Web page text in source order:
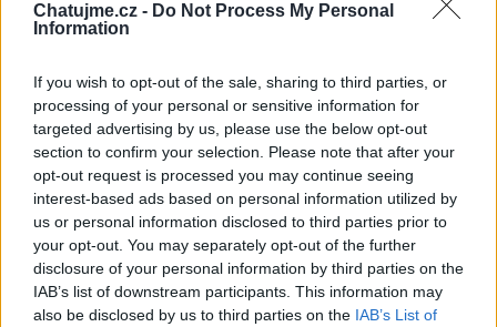
Chatujme.cz - Do Not Process My Personal
Information
If you wish to opt-out of the sale, sharing to third parties, or
processing of your personal or sensitive information for
targeted advertising by us, please use the below opt-out
section to confirm your selection. Please note that after your
opt-out request is processed you may continue seeing
interest-based ads based on personal information utilized by
us or personal information disclosed to third parties prior to
your opt-out. You may separately opt-out of the further
disclosure of your personal information by third parties on the
IAB’s list of downstream participants. This information may
also be disclosed by us to third parties on the IAB’s List of
Neověřeno
0 uživatelům se líbí